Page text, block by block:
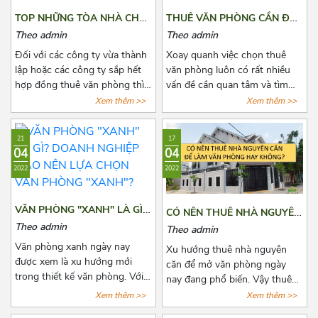
Vĩnh Khánh
Xóm Chiếu
7-11 Đoàn Văn Bơ
TOP NHỮNG TÒA NHÀ CHO
THUÊ GIÁ RẺ GẦN CẦU
Theo admin
Đối với các công ty vừa thành
lập hoặc các công ty sắp hết
hợp đồng thuê văn phòng thì
việc chọn thuê văn phòng luôn
là vấn đề đáng quan tâm. Để
tìm được một văn phòng vừa
ý, giá cả hợp lý, vị trí thuận tiện
đi lại, cơ sở hạ tầng tốt thật sự
khiến các chủ doanh nghiệp
cân nhắc lựa chọn rất nhiều.
Bài viết này, Azoffice sẽ chia
nhà cho thuê giá rẻ gần cầu
vượt 3/2 quận 10.
Xem thêm >>
THUÊ VĂN PHÒNG CẦN ĐẶT
CỌC BAO NHIÊU?
Theo admin
Xoay quanh việc chọn thuê
văn phòng luôn có rất nhiều
vấn đề cần quan tâm và tìm
hiểu đặc biệt là các khoản chi
phí thuê, chi phí phát sinh cố
định, tiền cọc,...Chính vì vậy
trước khi quyết định thuê văn
phòng, bên thuê cần biết rõ số
tiền cọc và các loại chi phí
thuê hằng tháng, những quy
định pháp luật có liên quan và
cách để lấy lại tiền cọc trong
những trường hợp rủi ro có
thể xảy ra. Cùng Azoffice tìm
hiểu thêm về nội dung này
trong bài viết dưới đây nhé!
Xem thêm >>
21
04
2022
VĂN PHÒNG "XANH" LÀ GÌ?
DOANH NGHIỆP NÀO NÊN
"XANH"?
Theo admin
Văn phòng xanh ngày nay
được xem là xu hướng mới
trong thiết kế văn phòng. Với
xu hướng này, không những
giúp thanh lọc không khí mà
Xem thêm >>
17
04
2022
CÓ NÊN THUÊ NHÀ NGUYÊN
CĂN ĐỂ LÀM VĂN PHÒNG
Theo admin
Xu hướng thuê nhà nguyên
căn để mở văn phòng ngày
nay đang phổ biến. Vậy thuê
nhà nguyên văn để làm văn
phòng có lợi ích như thế nào?
Xem thêm >>